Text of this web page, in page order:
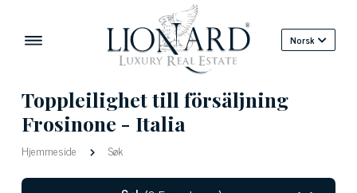
Norsk
Toppleilighet till försäljning
Frosinone - Italia
Hjemmeside Søk